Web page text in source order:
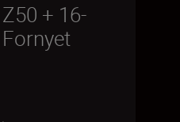
+ 16-